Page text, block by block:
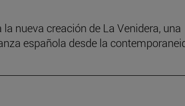
la nueva creación de La Venidera, una
española desde la